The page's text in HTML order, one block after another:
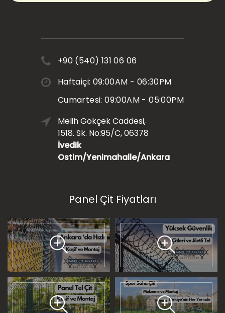
+90 (540) 131 06 06
Haftaiçi: 09:00AM - 06:30PM
Cumartesi: 09:00AM - 05:00PM
Melih Gökçek Caddesi,
1518. Sk. No:95/C, 06378
İvedik
Ostim/Yenimahalle/Ankara
Panel Çit Fiyatları